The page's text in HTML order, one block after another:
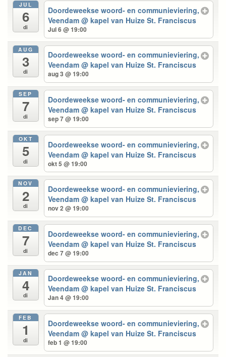
JUL
6
di
Doordeweekse woord- en communieviering,
Veendam@ kapel van Huize St. Franciscus
Jul 6 @ 19:00
AUG
3
di
Doordeweekse woord- en communieviering,
Veendam@ kapel van Huize St. Franciscus
aug 3 @ 19:00
SEP
7
di
Doordeweekse woord- en communieviering,
Veendam@ kapel van Huize St. Franciscus
sep 7 @ 19:00
OKT
5
di
Doordeweekse woord- en communieviering,
Veendam@ kapel van Huize St. Franciscus
okt 5 @ 19:00
NOV
2
di
Doordeweekse woord- en communieviering,
Veendam@ kapel van Huize St. Franciscus
nov 2 @ 19:00
DEC
7
di
Doordeweekse woord- en communieviering,
Veendam@ kapel van Huize St. Franciscus
dec 7 @ 19:00
JAN
4
di
Doordeweekse woord- en communieviering,
Veendam@ kapel van Huize St. Franciscus
Jan 4 @ 19:00
FEB
1
di
Doordeweekse woord- en communieviering,
Veendam@ kapel van Huize St. Franciscus
feb 1 @ 19:00